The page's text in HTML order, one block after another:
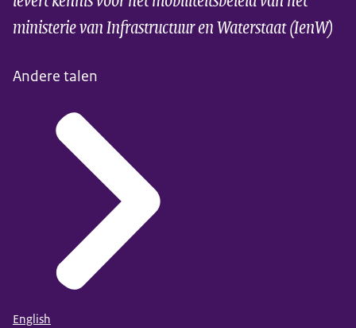
ministerie van Infrastructuur en Waterstaat (IenW)
Andere talen
English